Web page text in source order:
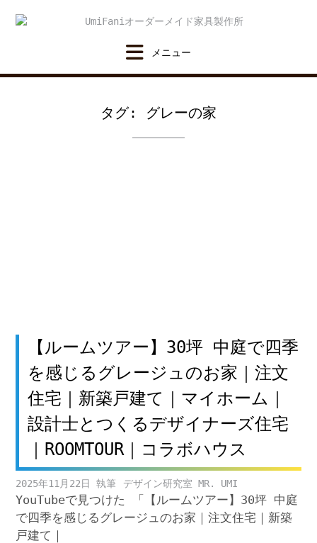
タグ: グレーの家
【ルームツアー】30坪 中庭で四季
を感じるグレージュのお家｜注文
住宅｜新築戸建て｜マイホーム｜
設計士とつくるデザイナーズ住宅
｜ROOMTOUR｜コラボハウス
2025年11月22日 デザイン研究室 MR. UMI
YouTubeで見つけた 「【ルームツアー】30坪 中庭
で四季を感じるグレージュのお家｜注文住宅｜新築
戸建て｜